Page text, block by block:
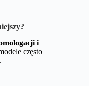
i
często